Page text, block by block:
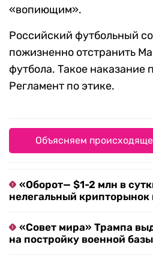
«вопиющим».
Российский футбольный
пожизненно отстранить
футбола. Такое наказание
Регламент по этике.
Объясняем
«Оборот— $1-2 млн в
нелегальный
«Совет мира» Трампа
на постройку военной